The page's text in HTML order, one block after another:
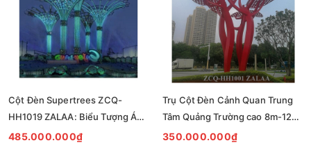
Cột Đèn Supertrees ZCQ-
HH1019 ZALAA: Biểu Tượng Ánh
Sáng Cho Đại Đô Thị
485.000.000₫
Trụ Cột Đèn Cảnh Quan Trung
Tâm Quảng Trường cao 8m-12m
ZCQ-HH1001 ZALAA Fortune
350.000.000₫